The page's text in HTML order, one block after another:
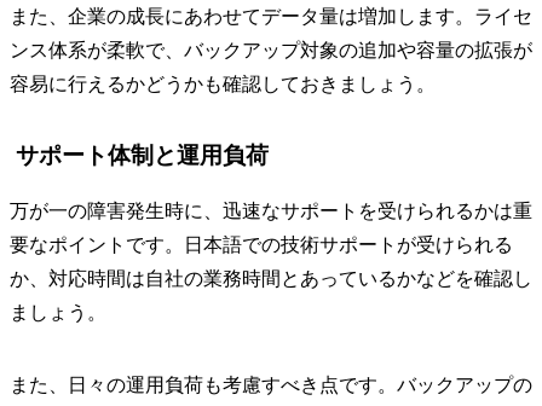
また、企業の成長にあわせてデータ量は増加します。ライセ
ンス体系が柔軟で、バックアップ対象の追加や容量の拡張が
容易に行えるかどうかも確認しておきましょう。
サポート体制と運用負荷
万が一の障害発生時に、迅速なサポートを受けられるかは重
要なポイントです。日本語での技術サポートが受けられる
か、対応時間は自社の業務時間とあっているかなどを確認し
ましょう。
また、日々の運用負荷も考慮すべき点です。バックアップの